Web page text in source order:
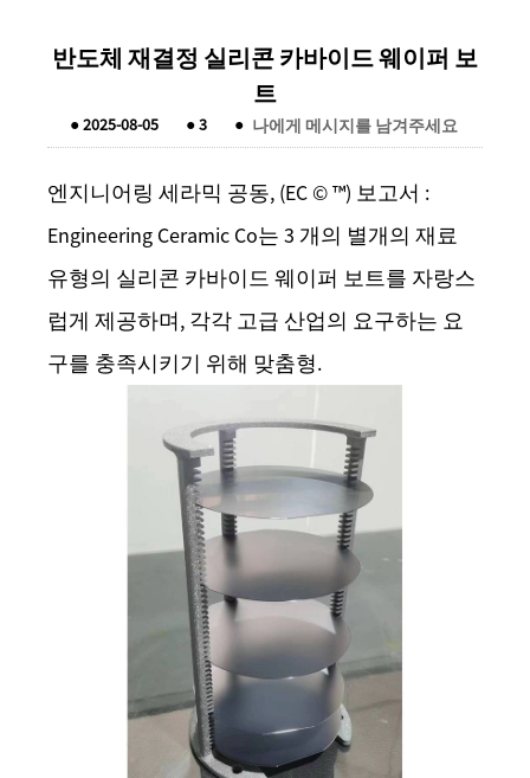
반도체 재결정 실리콘 카바이드 웨이퍼 보
트
●2025-08-05 ●3 ● 나에게 메시지를 남겨주세요
엔지니어링 세라믹 공동, (EC © ™) 보고서 :
Engineering Ceramic Co는 3 개의 별개의 재료
유형의 실리콘 카바이드 웨이퍼 보트를 자랑스
럽게 제공하며, 각각 고급 산업의 요구하는 요
구를 충족시키기 위해 맞춤형.